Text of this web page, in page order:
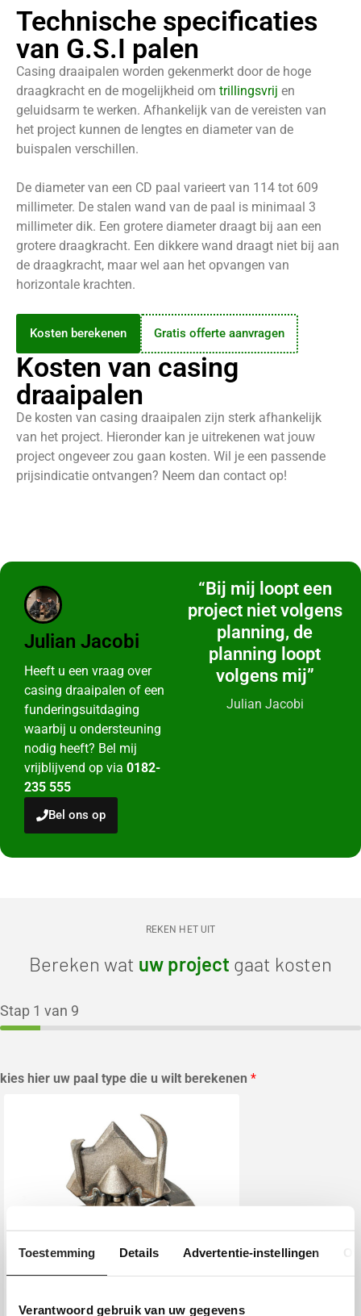
Toestemming Details Advertentie-instellingen
Verantwoord gebruik van uw gegevens
Technische specificaties
van G.S.I palen
Casing draaipalen worden gekenmerkt door de hoge
draagkracht en de mogelijkheid om trillingsvrij en
geluidsarm te werken. Afhankelijk van de vereisten van
het project kunnen de lengtes en diameter van de
buispalen verschillen.
De diameter van een CD paal varieert van 114 tot 609
millimeter. De stalen wand van de paal is minimaal 3
millimeter dik. Een grotere diameter draagt bij aan een
grotere draagkracht. Een dikkere wand draagt niet bij aan
de draagkracht, maar wel aan het opvangen van
horizontale krachten.
Kosten berekenen Gratis offerte aanvragen
Kosten van casing
draaipalen
De kosten van casing draaipalen zijn sterk afhankelijk
van het project. Hieronder kan je uitrekenen wat jouw
project ongeveer zou gaan kosten. Wil je een passende
prijsindicatie ontvangen? Neem dan contact op!
Julian Jacobi
Heeft u een vraag over
casing draaipalen of een
funderingsuitdaging
waarbij u ondersteuning
nodig heeft? Bel mij
vrijblijvend op via 0182-
235 555
Bel ons op
“Bij mij loopt een
project niet volgens
planning, de
planning loopt
volgens mij”
Julian Jacobi
REKEN HET UIT
Bereken wat uw project gaat kosten
Stap 1 van 9
kies hier uw paal type die u wilt berekenen *